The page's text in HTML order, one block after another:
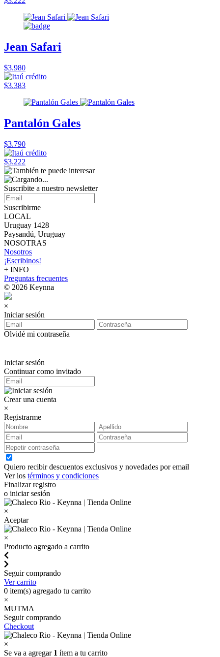
Jean Safari
$3.980
$3.383
Pantalón Gales
$3.790
$3.222
Suscribite a nuestro newsletter
Suscribirme
LOCAL
Uruguay 1428
Paysandú, Uruguay
NOSOTRAS
Nosotros
¡Escribinos!
+ INFO
Preguntas frecuentes
© 2026 Keynna
×
Iniciar sesión
Olvidé mi contraseña
Iniciar sesión
Continuar como invitado
Crear una cuenta
×
Registrarme
Quiero recibir descuentos exclusivos y novedades por email
Ver los términos y condiciones
Finalizar registro
o iniciar sesión
×
Aceptar
×
Producto agregado a carrito
Seguir comprando
Ver carrito
0 item(s) agregado tu carrito
×
MUTMA
Seguir comprando
Checkout
×
Se va a agregar 1 ítem a tu carrito